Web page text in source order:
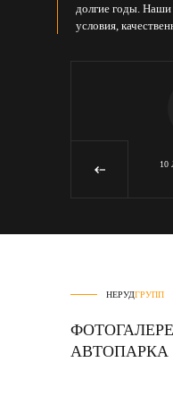
долгие годы.
условия,
‹
НЕРУДГРУПП
АВТОПАРКА